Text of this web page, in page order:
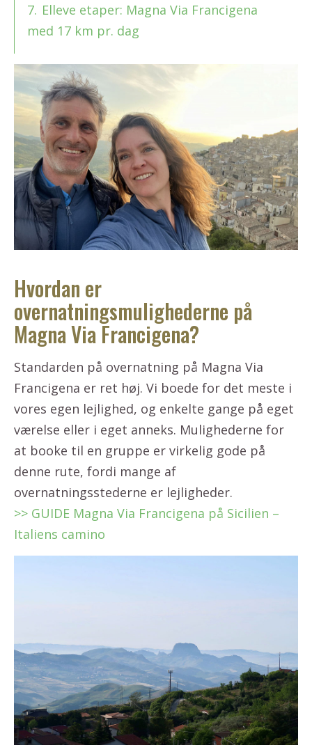
7. Elleve etaper: Magna Via Francigena
med 17 km pr. dag
Hvordan er
overnatningsmulighederne på
Magna Via Francigena?
Standarden på overnatning på Magna Via
Francigena er ret høj. Vi boede for det meste i
vores egen lejlighed, og enkelte gange på eget
værelse eller i eget anneks. Mulighederne for
at booke til en gruppe er virkelig gode på
denne rute, fordi mange af
overnatningsstederne er lejligheder.
>> GUIDE Magna Via Francigena på Sicilien –
Italiens camino